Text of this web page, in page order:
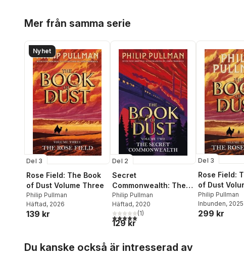
Mer från samma serie
Nyhet
Del 3
Rose Field: The Book
of Dust Volume Three
Philip Pullman
Häftad, 2026
139 kr
Del 2
Secret
Commonwealth: The
Book of Dust Volume
Two
Philip Pullman
Häftad, 2020
5,0utav 5 stjärnor. Totalt antal röster:
(1)
129 kr
Del 3
Rose Field:
of Dust
Philip Pullman
Inbunden, 2025
299 kr
Du kanske också är intresserad av